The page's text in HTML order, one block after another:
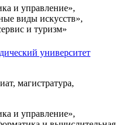
и управление»,
виды искусств»,
и туризм»
университет
магистратура,
и управление»,